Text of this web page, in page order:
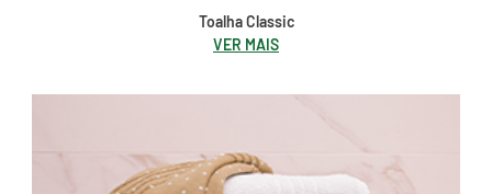
Toalha Classic
VER MAIS